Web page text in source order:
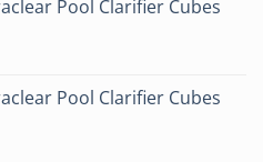
Pool Clarifier Cubes
Pool Clarifier Cubes